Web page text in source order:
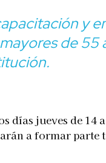
y
de 55
jueves de 14
a formar parte